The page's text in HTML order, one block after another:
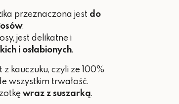
przeznaczona jest do
.
jest delikatne i
i osłabionych.
kauczuku, czyli ze 100%
wszystkim trwałość.
wraz z suszarką.